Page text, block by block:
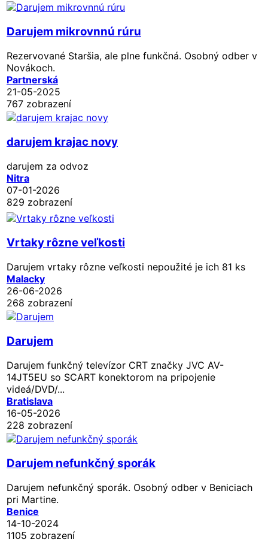
Darujem mikrovnnú rúru
Rezervované Staršia, ale plne funkčná. Osobný odber v
Novákoch.
Partnerská
21-05-2025
767 zobrazení
darujem krajac novy
darujem za odvoz
Nitra
07-01-2026
829 zobrazení
Vrtaky rôzne veľkosti
Darujem vrtaky rôzne veľkosti nepoužité je ich 81 ks
Malacky
26-06-2026
268 zobrazení
Darujem
Darujem funkčný televízor CRT značky JVC AV-
14JT5EU so SCART konektorom na pripojenie
videá/DVD/...
Bratislava
16-05-2026
228 zobrazení
Darujem nefunkčný sporák
Darujem nefunkčný sporák. Osobný odber v Beniciach
pri Martine.
Benice
14-10-2024
1105 zobrazení